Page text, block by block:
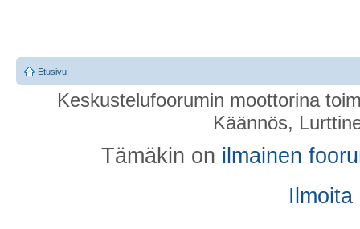
Etusivu
Keskustelufoorumin moottorina
Käännös,
Tämäkin on ilmainen